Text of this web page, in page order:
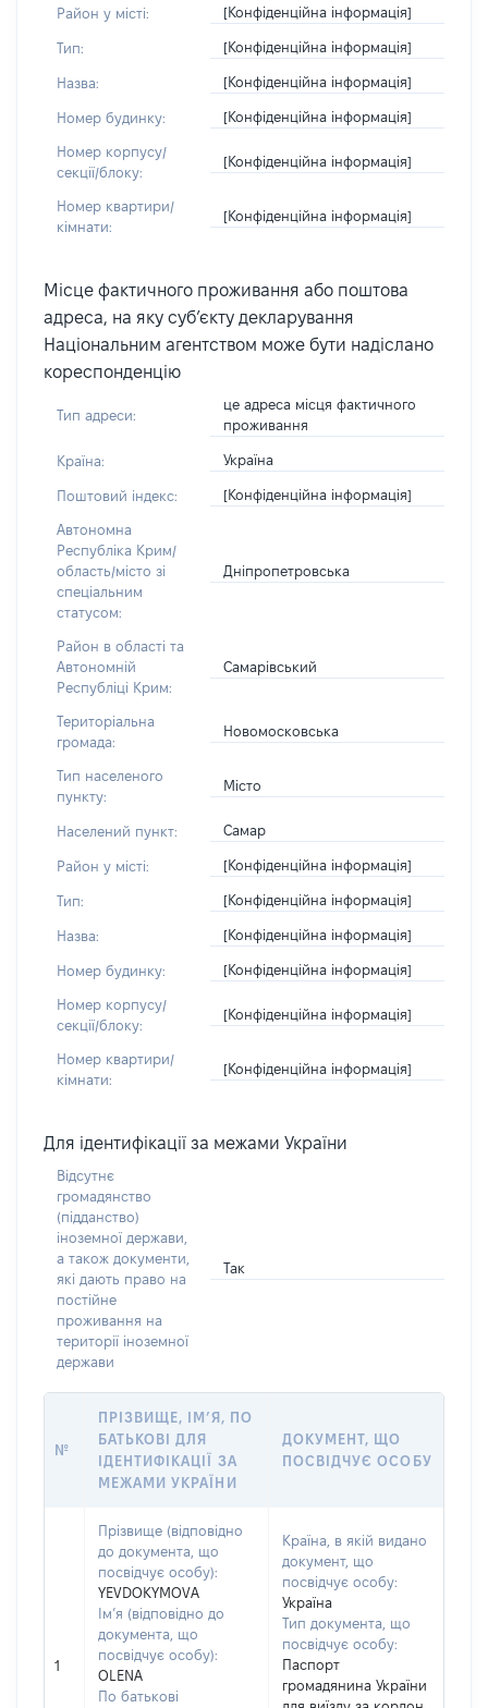
Район у місті: [Конфіденційна інформація]
Тип: [Конфіденційна інформація]
Назва: [Конфіденційна інформація]
Номер будинку: [Конфіденційна інформація]
Номер корпусу/
секції/блоку:
[Конфіденційна інформація]
Номер квартири/
кімнати:
[Конфіденційна інформація]
Місце фактичного проживання або поштова
адреса, на яку суб’єкту декларування
Національним агентством може бути надіслано
кореспонденцію
Тип адреси:
це адреса місця фактичного
проживання
Країна: Україна
Поштовий індекс: [Конфіденційна інформація]
Автономна
Республіка Крим/
область/місто зі
спеціальним
статусом:
Дніпропетровська
Район в області та
Автономній
Республіці Крим:
Самарівський
Територіальна
громада:
Новомосковська
Тип населеного
пункту:
Місто
Населений пункт: Самар
Район у місті: [Конфіденційна інформація]
Тип: [Конфіденційна інформація]
Назва: [Конфіденційна інформація]
Номер будинку: [Конфіденційна інформація]
Номер корпусу/
секції/блоку:
[Конфіденційна інформація]
Номер квартири/
кімнати:
[Конфіденційна інформація]
Для ідентифікації за межами України
Відсутнє
громадянство
(підданство)
іноземної держави,
а також документи,
які дають право на
постійне
проживання на
території іноземної
держави
Так
№
ПРІЗВИЩЕ, ІМ’Я, ПО
БАТЬКОВІ ДЛЯ
ІДЕНТИФІКАЦІЇ ЗА
МЕЖАМИ УКРАЇНИ
ДОКУМЕНТ, ЩО
ПОСВІДЧУЄ ОСОБУ
1
Прізвище (відповідно
до документа, що
посвідчує особу):
YEVDOKYMOVA
Ім’я (відповідно до
документа, що
посвідчує особу):
OLENA
По батькові
Країна, в якій видано
документ, що
посвідчує особу:
Україна
Тип документа, що
посвідчує особу:
Паспорт
громадянина України